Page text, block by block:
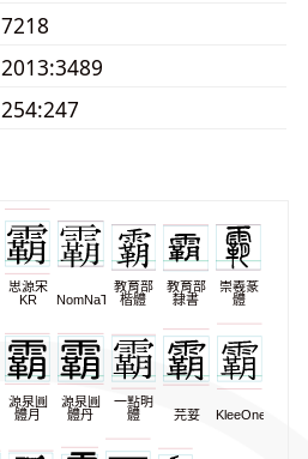
7218
2013:3489
254:247
思源宋
KR
NomNaTong
教育部
楷體
教育部
隸書
崇羲篆
體
源泉圓
體月
源泉圓
體丹
一點明
體
芫荽 KleeOne